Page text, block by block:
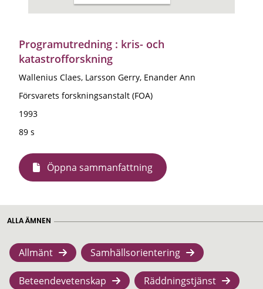
Programutredning : kris- och
katastrofforskning
Wallenius Claes, Larsson Gerry, Enander Ann
Försvarets forskningsanstalt (FOA)
1993
89 s
Öppna sammanfattning
ALLA ÄMNEN
Allmänt Samhällsorientering
Beteendevetenskap Räddningstjänst